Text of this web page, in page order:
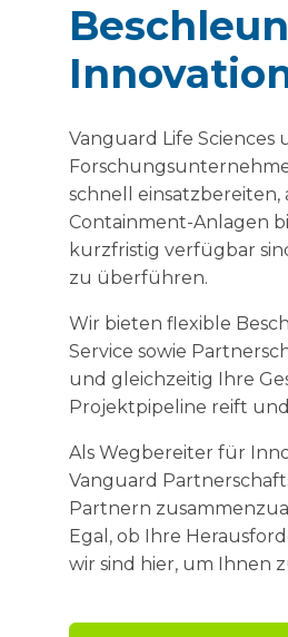
Vanguard Life
schnell
Containment-Anlagen
kurzfristig verfügbar
zu überführen.
Wir bieten flexible
Service sowie
und gleichzeitig Ihre
Projektpipeline reift
Als Wegbereiter für
Vanguard
Partnern
Egal, ob Ihre
wir sind hier, um Ihnen